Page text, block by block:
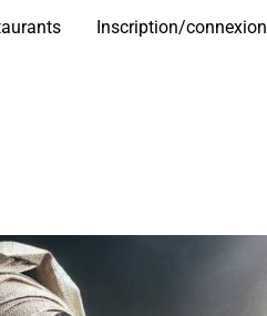
Inscription/connexion